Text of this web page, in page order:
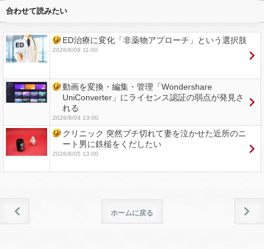
合わせて読みたい
ED治療に変化「非薬物アプローチ」という選択肢
2026/8/06 11:00
動画を変換・編集・管理「Wondershare
UniConverter」にライセンス認証の弱点が発見さ
れる
2026/8/04 13:00
クリニック 突然ブチ切れて妻を泣かせた近所のニ
ート男に鉄槌をくだしたい
2026/8/05 13:00
ホームに戻る